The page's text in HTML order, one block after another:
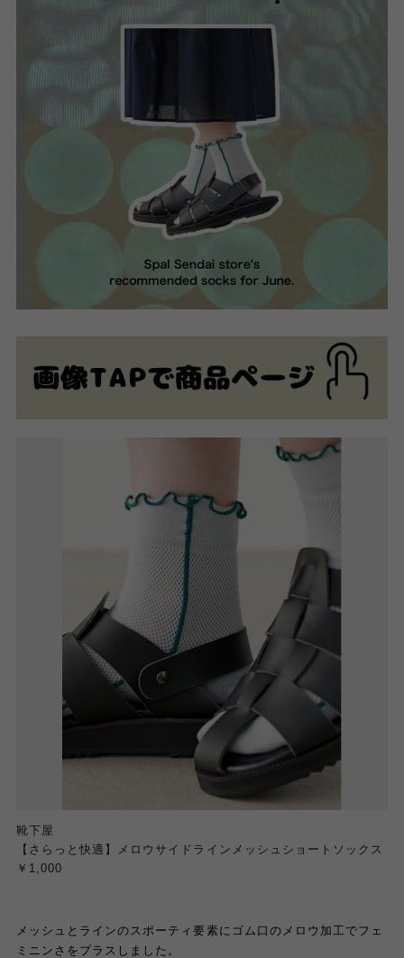
靴下屋
【さらっと快適】メロウサイドラインメッシュショートソックス
￥1,000
メッシュとラインのスポーティ要素にゴム口のメロウ加工でフェ
ミニンさをプラスしました。